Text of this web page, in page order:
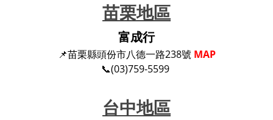
苗栗地區
富成行
📌苗栗縣頭份市八德一路238號 MAP
📞(03)759-5599
台中地區